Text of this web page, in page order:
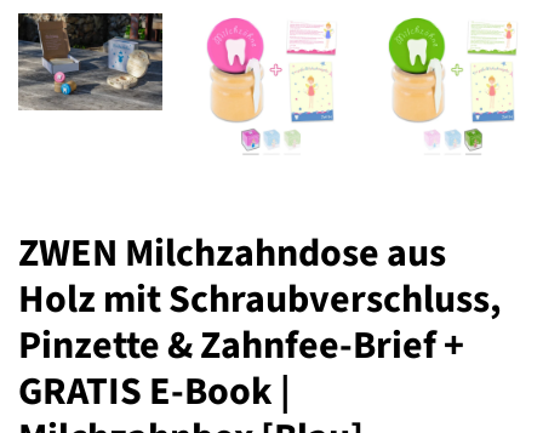
ZWEN Milchzahndose aus
Holz mit Schraubverschluss,
Pinzette & Zahnfee-Brief +
GRATIS E-Book |